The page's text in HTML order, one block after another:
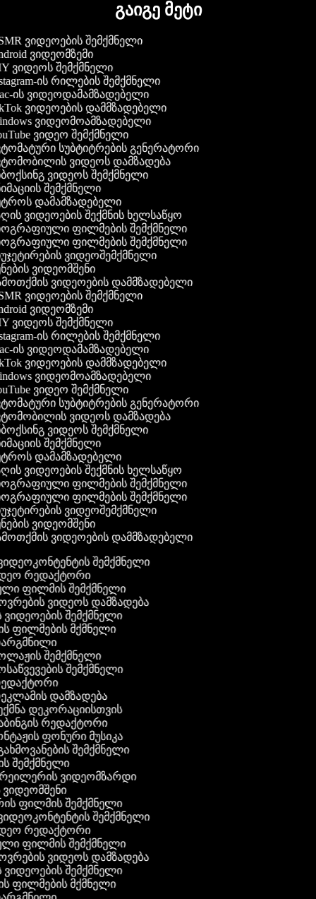
გაიგე მეტი
ვიდეოების შემქმნელი
ვიდეომზემი
ვიდეოს შემქმნელი
ის რილების შემქმნელი
ის ვიდეოდამამზადებელი
ვიდეოების დამმზადებელი
ვიდეომოამზადებელი
ვიდეო შემქმნელი
სუბტიტრების გენერატორი
ვიდეოს დამზადება
ვიდეოს შემქმნელი
შემქმნელი
დამამზადებელი
ვიდეოების შექმნის ხელსაწყო
ფილმების შემქმნელი
ფილმების შემქმნელი
ვიდეოშემქმნელი
ვიდეომშენი
ვიდეოების დამმზადებელი
ვიდეოების შემქმნელი
ვიდეომზემი
ვიდეოს შემქმნელი
ის რილების შემქმნელი
ის ვიდეოდამამზადებელი
ვიდეოების დამმზადებელი
ვიდეომოამზადებელი
ვიდეო შემქმნელი
სუბტიტრების გენერატორი
ვიდეოს დამზადება
ვიდეოს შემქმნელი
შემქმნელი
დამამზადებელი
ვიდეოების შექმნის ხელსაწყო
ფილმების შემქმნელი
ფილმების შემქმნელი
ვიდეოშემქმნელი
ვიდეომშენი
ვიდეოების დამმზადებელი
ვიდეოკონტენტის შემქმნელი
რედაქტორი
ფილმის შემქმნელი
ვიდეოს დამზადება
ვიდეოების შემქმნელი
ფილმების მქმნელი
შემქმნელი
შემქმნელი
დამზადება
დეკორაციისთვის
რედაქტორი
ფონური მუსიკა
შემქმნელი
შემქმნელი
ვიდეომზარდი
ვიდეომშენი
ფილმის შემქმნელი
ვიდეოკონტენტის შემქმნელი
რედაქტორი
ფილმის შემქმნელი
ვიდეოს დამზადება
ვიდეოების შემქმნელი
ფილმების მქმნელი